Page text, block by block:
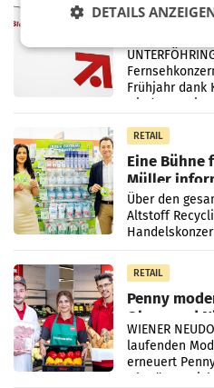
Frühjahr dank
wieder
RETAIL
Eine Bühne
Müller
Über den
Altstoff
„Kreislauf-
Müller-Filialen
RETAIL
Penny
Ober- und
WIENER
laufenden
erneuert
DETAILS